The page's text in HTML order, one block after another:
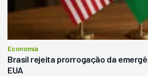
Economia
Brasil rejeita prorrogação da
EUA